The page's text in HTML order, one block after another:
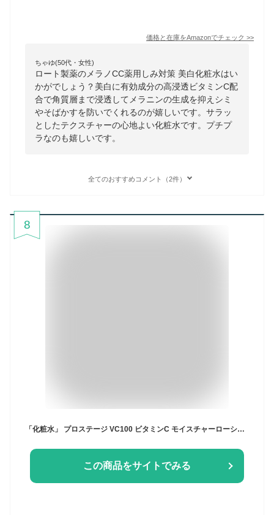
価格と在庫をAmazonでチェック >>
ちゃゆ(50代・女性)
ロート製薬のメラノCC薬用しみ対策 美白化粧水はい
かがでしょう？美白に有効成分の高浸透ビタミンC配
合で角質層まで浸透してメラニンの生成を抑えシミ
やそばかすを防いでくれるのが嬉しいです。サラッ
としたテクスチャーの心地よい化粧水です。プチプ
ラなのも嬉しいです。
全てのおすすめコメント（2件）
8
「化粧水」 プロステージ VC100 ビタミンC モイスチャーローションリッチ 化粧水 500mL ナチュリア （宅配便※沖縄・離島配送不可）
この商品をサイトでみる